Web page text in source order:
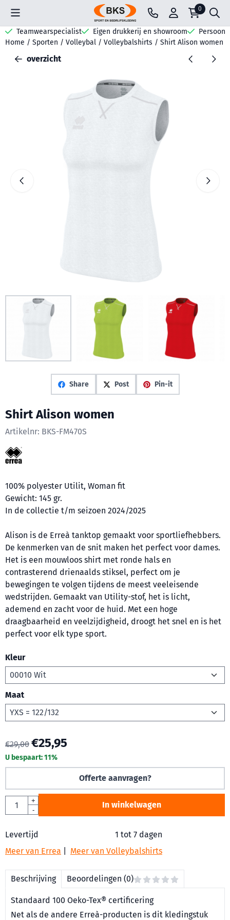
Cookievoorkeuren zijn beschikbaar. Kies instellingen of sta
0
Teamwearspecialist Eigen drukkerij en showroom
Home / Sporten / Volleybal / Volleybalshirts / Shirt Alison women
overzicht
Share Post Pin-it
Shirt Alison women
Artikelnr: BKS-FM470S
100% polyester Utilit, Woman fit
Gewicht: 145 gr.
In de collectie t/m seizoen 2024/2025
Alison is de Erreà tanktop gemaakt voor sportliefhebbers.
De kenmerken van de snit maken het perfect voor dames.
Het is een mouwloos shirt met ronde hals en
contrasterend drienaalds stiksel, perfect om je
bewegingen te volgen tijdens de meest veeleisende
wedstrijden. Gemaakt van Utility-stof, het is licht,
ademend en zacht voor de huid. Met een hoge
draagbaarheid en veelzijdigheid, droogt het snel en is het
perfect voor elk type sport.
Kleur
Maat
€29,00 €25,95
U bespaart:11%
Offerte aanvragen?
Aantal
+
-
In winkelwagen
Levertijd
1 tot 7 dagen
Meer van Errea
Meer van Volleybalshirts
Beschrijving Beoordelingen (0)
Standaard 100 Oeko-Tex® certificering
Net als de andere Erreà-producten is dit kledingstuk